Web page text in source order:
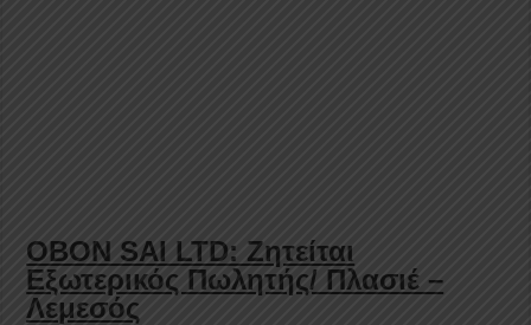
OBON SAI LTD: Ζητείται
Εξωτερικός Πωλητής/ Πλασιέ –
Λεμεσός